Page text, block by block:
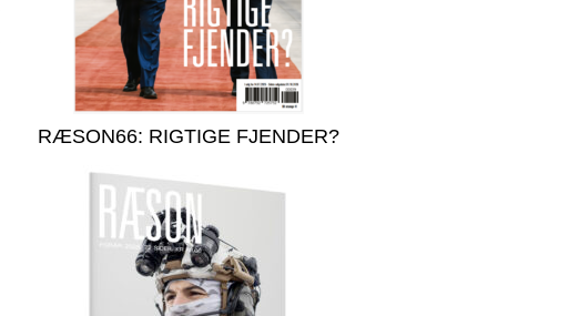
RÆSON66: RIGTIGE FJENDER?